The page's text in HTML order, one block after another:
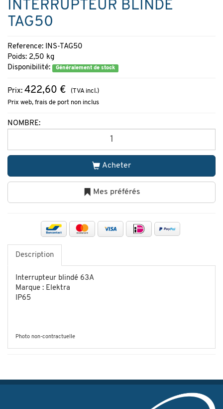
INTERRUPTEUR BLINDÉ
TAG50
Reference: INS-TAG50
Poids: 2,50 kg
Disponibilité:
Généralement de stock
Prix: 422,60 €
(TVA incl.)
Prix web, frais de port non inclus
NOMBRE:
Acheter
Mes préférés
Description
Interrupteur blindé 63A
Marque : Elektra
IP65
Photo non-contractuelle